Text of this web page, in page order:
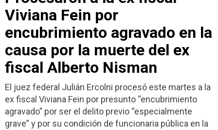
Viviana Fein por
encubrimiento agravado en la
causa por la muerte del ex
fiscal Alberto Nisman
El juez federal Julián Ercolni procesó este martes a la
ex fiscal Viviana Fein por presunto “encubrimiento
agravado” por ser el delito previo “especialmente
grave” y por su condición de funcionaria pública en la